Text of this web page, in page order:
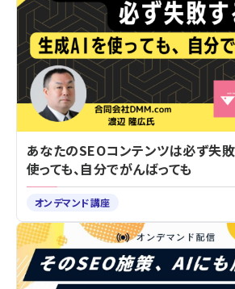
あなたのSEOコンテンツは必ず失
使っても、自分でがんばっても
オンデマンド講座